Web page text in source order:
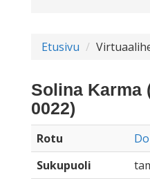
Etusivu
Solina Karma
0022)
Rotu
Sukupuoli